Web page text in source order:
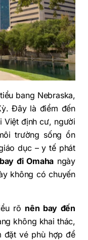
bang Nebraska,
Đây là điểm đến
Việt định cư, người
trường sống ổn
dục – y tế phát
đi Omaha ngày
không có chuyến
rõ nên bay đến
không khai thác,
đặt vé phù hợp để